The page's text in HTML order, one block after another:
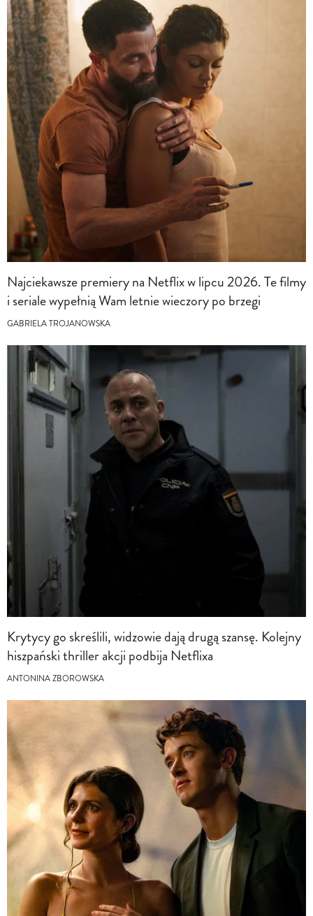
Najciekawsze premiery na Netflix w lipcu 2026. Te filmy
i seriale wypełnią Wam letnie wieczory po brzegi
GABRIELA TROJANOWSKA
Krytycy go skreślili, widzowie dają drugą szansę. Kolejny
hiszpański thriller akcji podbija Netflixa
ANTONINA ZBOROWSKA